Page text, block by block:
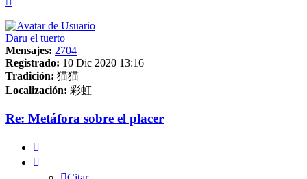
Daru el tuerto
Mensajes: 2704
Registrado: 10 Dic 2020 13:16
Tradición: 猫猫
Localización: 彩虹
Re: Metáfora sobre el placer